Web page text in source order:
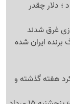
ارزها امروز پنجشنبه 15 مرداد ؛ دلار چقدر
غرق شدند
برنده ایران شده
هفته گذشته و